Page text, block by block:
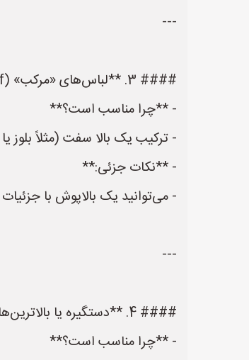
---
#### 3. **لباس‌های «مرکب» (Half‑and‑Half)**
- **چرا مناسب است؟**
- ترکیب یک بالا سفت (مثلاً بلوز
- **نکات جزئی:**
- می‌توانید یک بالاپوش با
---
#### 4. **دستگیره یا بالاترین‌های (Bustles)**
- **چرا مناسب است؟**